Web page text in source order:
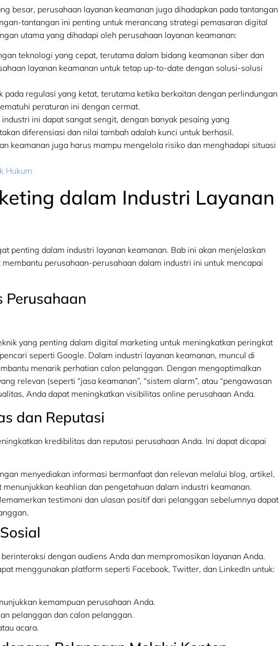
besar, perusahaan layanan keamanan juga dihadapkan pada tantangan
tantangan ini penting untuk merancang strategi pemasaran digital
utama yang dihadapi oleh perusahaan layanan keamanan:
teknologi yang cepat, terutama dalam bidang keamanan siber dan
layanan keamanan untuk tetap up-to-date dengan solusi-solusi
pada regulasi yang ketat, terutama ketika berkaitan dengan perlindungan
peraturan ini dengan cermat.
ini dapat sangat sengit, dengan banyak pesaing yang
diferensiasi dan nilai tambah adalah kunci untuk berhasil.
keamanan juga harus mampu mengelola risiko dan menghadapi situasi
Hukum
dalam Industri Layanan
penting dalam industri layanan keamanan. Bab ini akan menjelaskan
perusahaan-perusahaan dalam industri ini untuk mencapai
yang penting dalam digital marketing untuk meningkatkan peringkat
seperti Google. Dalam industri layanan keamanan, muncul di
menarik perhatian calon pelanggan. Dengan mengoptimalkan
relevan (seperti “jasa keamanan”, “sistem alarm”, atau “pengawasan
Anda dapat meningkatkan visibilitas online perusahaan Anda.
dan Reputasi
kredibilitas dan reputasi perusahaan Anda. Ini dapat dicapai
menyediakan informasi bermanfaat dan relevan melalui blog, artikel,
keahlian dan pengetahuan dalam industri keamanan.
testimoni dan ulasan positif dari pelanggan sebelumnya dapat
dengan audiens Anda dan mempromosikan layanan Anda.
menggunakan platform seperti Facebook, Twitter, dan LinkedIn untuk:
kemampuan perusahaan Anda.
pelanggan dan calon pelanggan.
acara.